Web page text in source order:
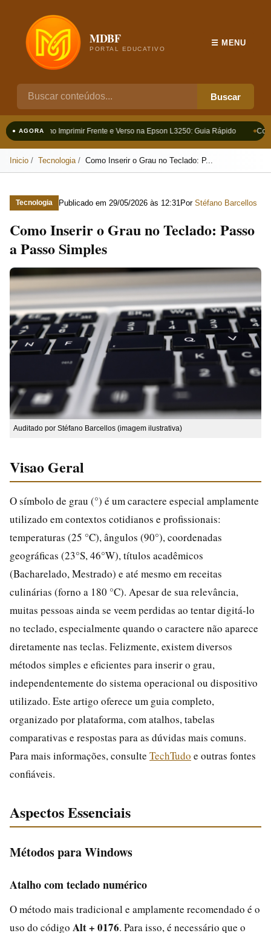
MDBF
PORTAL EDUCATIVO
Buscar
☰ MENU
● AGORAComo Imprimir Frente e Verso na Epson L3250: Guia Rápido
Inicio Tecnologia Como Inserir o Grau no Teclado: P...
Tecnologia Publicado em 29/05/2026 às 12:31 Por Stéfano Barcellos
Como Inserir o Grau no Teclado: Passo
a Passo Simples
Auditado por Stéfano Barcellos (imagem ilustrativa)
Visao Geral
O símbolo de grau (°) é um caractere especial amplamente
utilizado em contextos cotidianos e profissionais:
temperaturas (25 °C), ângulos (90°), coordenadas
geográficas (23°S, 46°W), títulos acadêmicos
(Bacharelado, Mestrado) e até mesmo em receitas
culinárias (forno a 180 °C). Apesar de sua relevância,
muitas pessoas ainda se veem perdidas ao tentar digitá-lo
no teclado, especialmente quando o caractere não aparece
diretamente nas teclas. Felizmente, existem diversos
métodos simples e eficientes para inserir o grau,
independentemente do sistema operacional ou dispositivo
utilizado. Este artigo oferece um guia completo,
organizado por plataforma, com atalhos, tabelas
comparativas e respostas para as dúvidas mais comuns.
Para mais informações, consulte TechTudo e outras fontes
confiáveis.
Aspectos Essenciais
Métodos para Windows
Atalho com teclado numérico
O método mais tradicional e amplamente recomendado é o
uso do código Alt + 0176. Para isso, é necessário que o